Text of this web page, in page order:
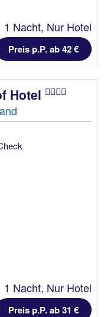
1 Nacht, Nur Hotel
Preis p.P. ab 42 €
Hotel
1 Nacht, Nur Hotel
Preis p.P. ab 31 €